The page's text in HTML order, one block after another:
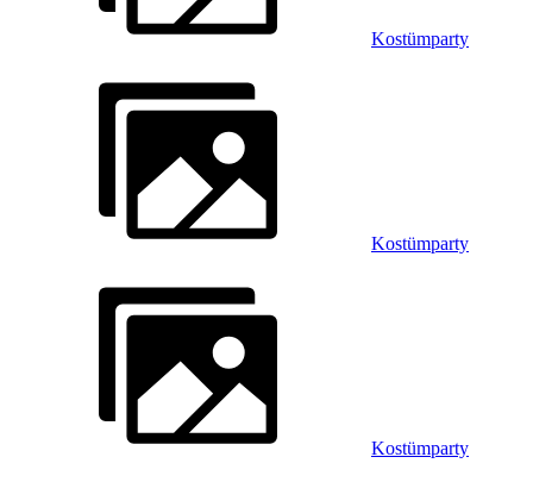
Kostümparty
Kostümparty
Kostümparty